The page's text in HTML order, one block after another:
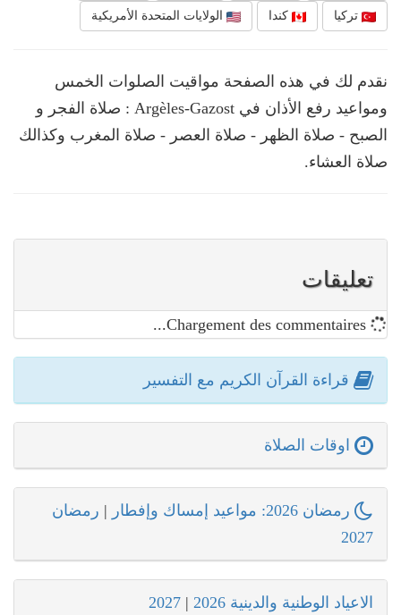
تركيا كندا الولايات المتحدة الأمريكية
نقدم لك في هذه الصفحة مواقيت الصلوات الخمس
ومواعيد رفع الأذان في Argèles-Gazost : صلاة الفجر و
الصبح - صلاة الظهر - صلاة العصر - صلاة المغرب وكذالك
صلاة العشاء.
تعليقات
قراءة القرآن الكريم مع التفسير
اوقات الصلاة
رمضان 2026: مواعيد إمساك وإفطار | رمضان
2027
الاعياد الوطنية والدينية 2026 |
2027